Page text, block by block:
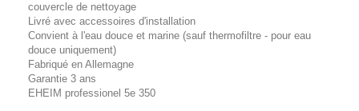
couvercle de nettoyage
Livré avec accessoires d'installation
Convient à l'eau douce et marine (sauf thermofiltre - pour eau
douce uniquement)
Fabriqué en Allemagne
Garantie 3 ans
EHEIM professionel 5e 350